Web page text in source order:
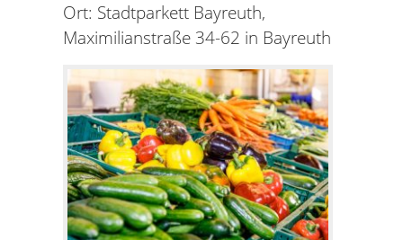
Ort: Stadtparkett Bayreuth,
Maximilianstraße 34-62 in Bayreuth